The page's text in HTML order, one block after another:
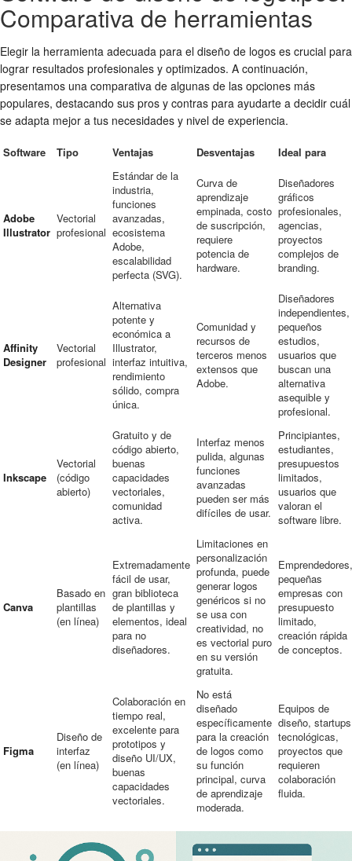
Comparativa de herramientas
Elegir la herramienta adecuada para el diseño de logos es crucial para
lograr resultados profesionales y optimizados. A continuación,
presentamos una comparativa de algunas de las opciones más
populares, destacando sus pros y contras para ayudarte a decidir cuál
se adapta mejor a tus necesidades y nivel de experiencia.
Software Tipo Ventajas Desventajas Ideal para
Adobe
Illustrator
Vectorial
profesional
Estándar de la
industria,
funciones
avanzadas,
ecosistema
Adobe,
escalabilidad
perfecta (SVG).
Curva de
aprendizaje
empinada, costo
de suscripción,
requiere
potencia de
hardware.
Diseñadores
gráficos
profesionales,
agencias,
proyectos
complejos de
branding.
Affinity
Designer
Vectorial
profesional
Alternativa
potente y
económica a
Illustrator,
interfaz intuitiva,
rendimiento
sólido, compra
única.
Comunidad y
recursos de
terceros menos
extensos que
Adobe.
Diseñadores
independientes,
pequeños
estudios,
usuarios que
buscan una
alternativa
asequible y
profesional.
Inkscape
Vectorial
(código
abierto)
Gratuito y de
código abierto,
buenas
capacidades
vectoriales,
comunidad
activa.
Interfaz menos
pulida, algunas
funciones
avanzadas
pueden ser más
difíciles de usar.
Principiantes,
estudiantes,
presupuestos
limitados,
usuarios que
valoran el
software libre.
Canva
Basado en
plantillas
(en línea)
Extremadamente
fácil de usar,
gran biblioteca
de plantillas y
elementos, ideal
para no
diseñadores.
Limitaciones en
personalización
profunda, puede
generar logos
genéricos si no
se usa con
creatividad, no
es vectorial puro
en su versión
gratuita.
Emprendedores,
pequeñas
empresas con
presupuesto
limitado,
creación rápida
de conceptos.
Figma
Diseño de
interfaz
(en línea)
Colaboración en
tiempo real,
excelente para
prototipos y
diseño UI/UX,
buenas
capacidades
vectoriales.
No está
diseñado
específicamente
para la creación
de logos como
su función
principal, curva
de aprendizaje
moderada.
Equipos de
diseño, startups
tecnológicas,
proyectos que
requieren
colaboración
fluida.